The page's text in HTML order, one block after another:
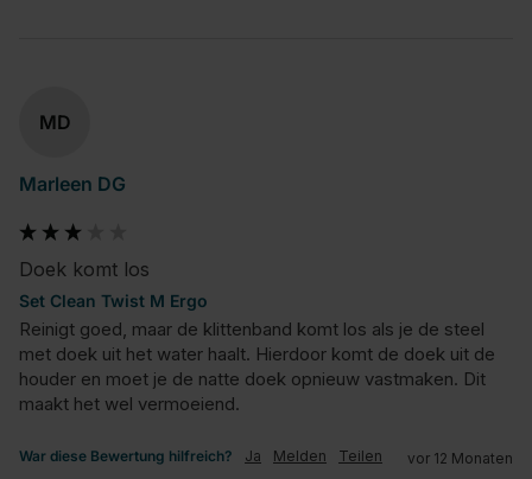
MD
Marleen DG
Doek komt los
Set Clean Twist M Ergo
Reinigt goed, maar de klittenband komt los als je de steel
met doek uit het water haalt. Hierdoor komt de doek uit de
houder en moet je de natte doek opnieuw vastmaken. Dit
maakt het wel vermoeiend.
War diese Bewertung hilfreich? Ja Melden Teilen vor 12 Monaten